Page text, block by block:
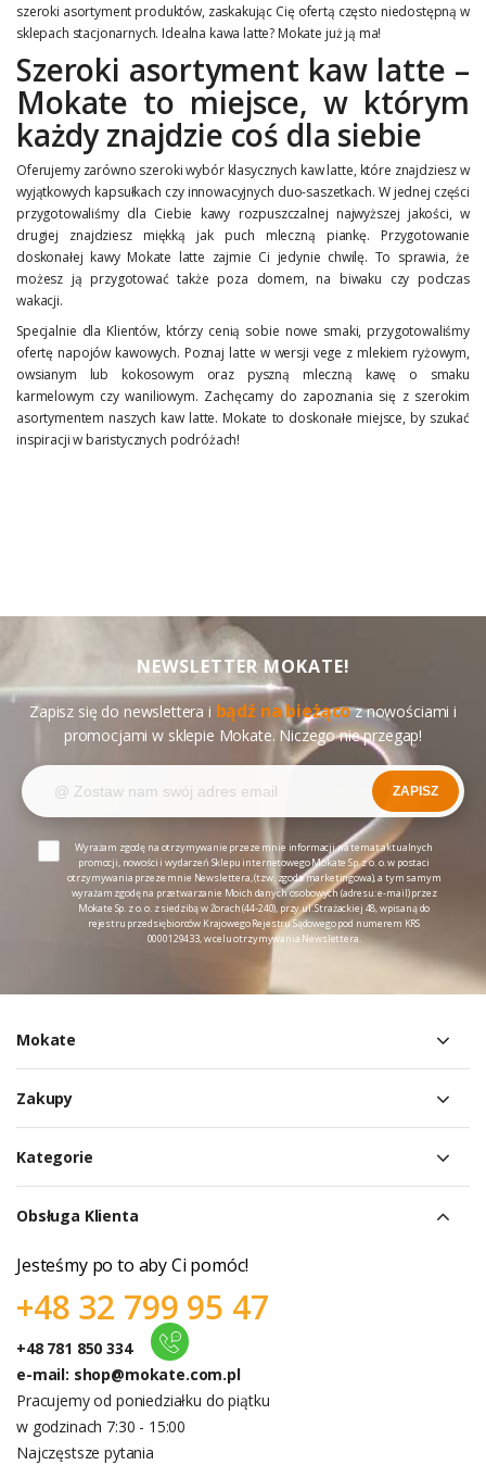
szeroki asortyment produktów, zaskakując Cię ofertą często niedostępną w
sklepach stacjonarnych. Idealna kawa latte? Mokate już ją ma!
Szeroki asortyment kaw latte –
Mokate to miejsce, w którym
każdy znajdzie coś dla siebie
Oferujemy zarówno szeroki wybór klasycznych kaw latte, które znajdziesz w
wyjątkowych kapsułkach czy innowacyjnych duo-saszetkach. W jednej części
przygotowaliśmy dla Ciebie kawy rozpuszczalnej najwyższej jakości, w
drugiej znajdziesz miękką jak puch mleczną piankę. Przygotowanie
doskonałej kawy Mokate latte zajmie Ci jedynie chwilę. To sprawia, że
możesz ją przygotować także poza domem, na biwaku czy podczas
wakacji.
Specjalnie dla Klientów, którzy cenią sobie nowe smaki, przygotowaliśmy
ofertę napojów kawowych. Poznaj latte w wersji vege z mlekiem ryżowym,
owsianym lub kokosowym oraz pyszną mleczną kawę o smaku
karmelowym czy waniliowym. Zachęcamy do zapoznania się z szerokim
asortymentem naszych kaw latte. Mokate to doskonałe miejsce, by szukać
inspiracji w baristycznych podróżach!
NEWSLETTER MOKATE!
Zapisz się do newslettera i bądź na bieżącoz nowościami i
promocjami w sklepie Mokate. Niczego nie przegap!
ZAPISZ
Wyrażam zgodę na otrzymywanie przeze mnie informacji na temat aktualnych
promocji, nowości i wydarzeń Sklepu internetowego Mokate Sp. z o. o. w postaci
otrzymywania przeze mnie Newslettera, (tzw. zgoda marketingowa), a tym samym
wyrażam zgodę na przetwarzanie Moich danych osobowych (adresu: e-mail) przez
Mokate Sp. z o. o. z siedzibą w Żorach (44-240), przy ul. Strażackiej 48, wpisaną do
rejestru przedsiębiorców Krajowego Rejestru Sądowego pod numerem KRS
0000129433, w celu otrzymywania Newslettera.
Mokate
Zakupy
Kategorie
Obsługa Klienta
Jesteśmy po to aby Ci pomóc!
+48 32 799 95 47
+48 781 850 334
e-mail: shop@mokate.com.pl
Pracujemy od poniedziałku do piątku
w godzinach 7:30 - 15:00
Najczęstsze pytania